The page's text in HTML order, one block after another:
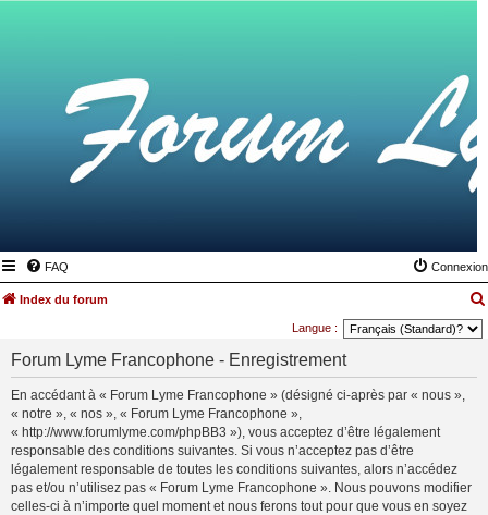
FAQ Connexion
Index du forum
Langue :
Forum Lyme Francophone - Enregistrement
En accédant à « Forum Lyme Francophone » (désigné ci-après par « nous »,
« notre », « nos », « Forum Lyme Francophone »,
« http://www.forumlyme.com/phpBB3 »), vous acceptez d’être légalement
responsable des conditions suivantes. Si vous n’acceptez pas d’être
légalement responsable de toutes les conditions suivantes, alors n’accédez
pas et/ou n’utilisez pas « Forum Lyme Francophone ». Nous pouvons modifier
celles-ci à n’importe quel moment et nous ferons tout pour que vous en soyez